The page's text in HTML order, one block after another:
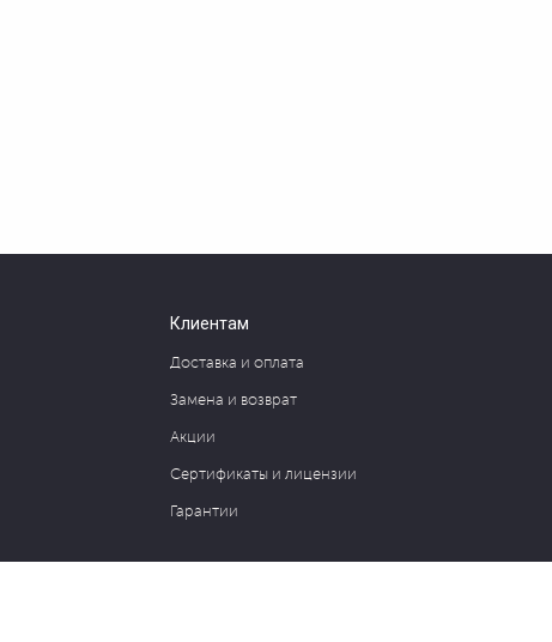
Клиентам
Доставка и оплата
Замена и возврат
Акции
Сертификаты и лицензии
Гарантии